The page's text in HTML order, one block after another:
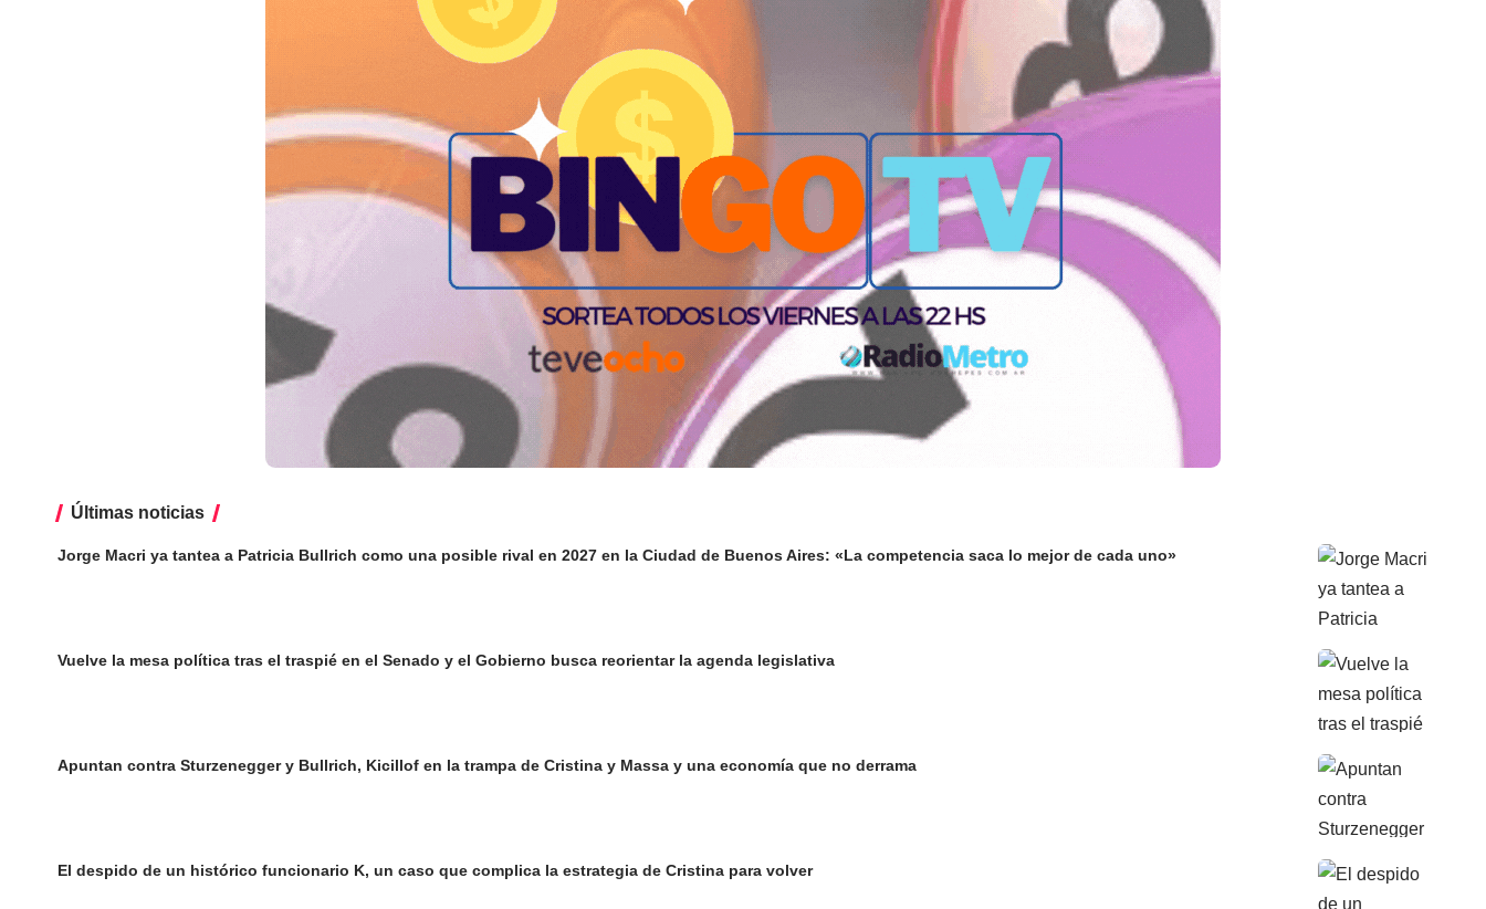
Últimas noticias
Jorge Macri ya tantea a Patricia Bullrich como una posible rival en 2027 en la Ciudad de Buenos Aires: «La competencia saca lo mejor de cada uno»
Vuelve la mesa política tras el traspié en el Senado y el Gobierno busca reorientar la agenda legislativa
Apuntan contra Sturzenegger y Bullrich, Kicillof en la trampa de Cristina y Massa y una economía que no derrama
El despido de un histórico funcionario K, un caso que complica la estrategia de Cristina para volver